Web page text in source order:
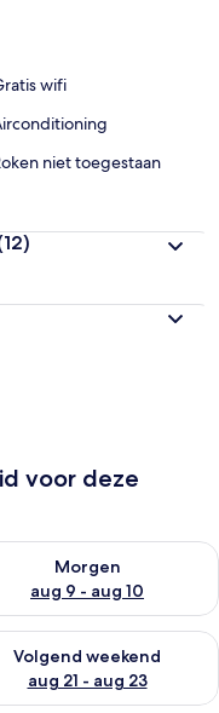
wifi
niet toegestaan
voor deze
aug 8 - aug 9
Morgen
aug 9 - aug 10
weekend aug 14 -
Volgend weekend
aug 21 - aug 23